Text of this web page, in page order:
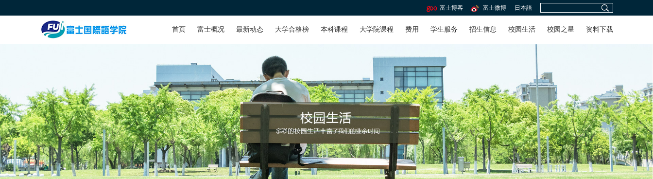
富士博客 富士微博 日本語
首页 富士概况 最新动态 大学合格榜 本科课程 大学院课程 费用 学生服务 招生信息 校园生活 校园之星 资料下载